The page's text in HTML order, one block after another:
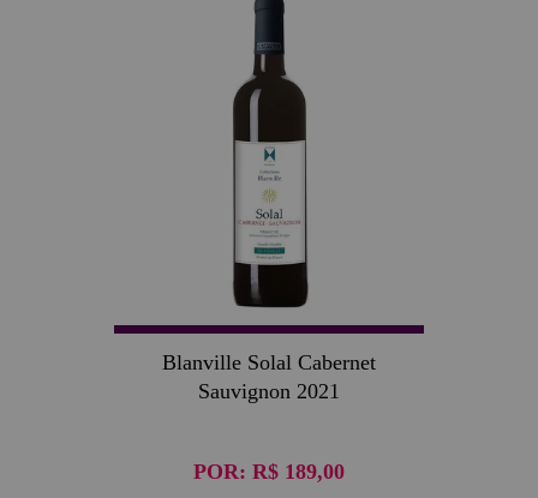
Blanville Solal Cabernet
Sauvignon 2021
POR: R$ 189,00